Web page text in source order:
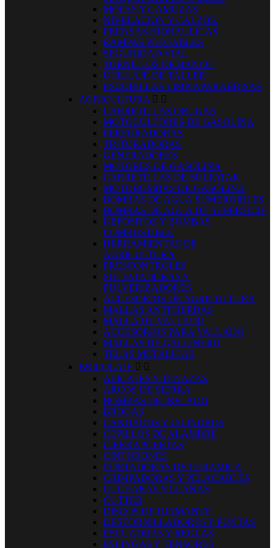
MOPAS Y GAMUZAS
NIVELACION Y CALZOS.
PRENSAS HIDRAULICAS
RAMPAS PLEGABLES
SEGURIDAD VIAL
TORNILLOS DE BANCO
UTILLAJE DE TALLER
ESCOBILLAS LIMPIAPARABRISAS
AGRICULTURA  
CARRETILLAS ORUGAS
MOTOCULTORES DE GASOLINA
PERFORADORAS
TRITURADORAS
GENERADORES
MOTORES DE GASOLINA
CARRETILLAS DE SULFATAR
MOTOBOMBAS DE GASOLINA
BOMBAS DE AGUA SUMERGIBLES
BOMBAS DE AGUA DE SUPERFICIE
DEPÓSITOS Y BOMBAS
COMBUSTIBLE
HERRAMIENTAS DE
AGRICULTURA
PRESCONTROLES
SULFATADORAS Y
PULVERIZADORES
ACCESORIOS DE AGRICULTURA
MALLAS ANTIHIERBAS
MALLA DE VALLADO
ACCESORIOS PARA VALLADO
MALLAS DE GALLINERO
TELAS METÁLICAS
BRICOLAJE  
ALICATES Y TENAZAS
ARCOS DE SIERRA
BOMBAS DE INFLADO
BROCAS
CANDADOS Y CILINDROS
CEPILLOS DE ALAMBRE
CIERRAPUERTAS
CINTURONES
CORTADORAS DE CERAMICA
CRIMPADORAS Y PELACABLES
CUCHARAS Y LLANAS
CUTTER
DISCOS DE DIAMANTE
DESTORNILLADORES Y PUNTAS
ESCUADRAS Y REGLAS
ESLINGAS Y TENSORES